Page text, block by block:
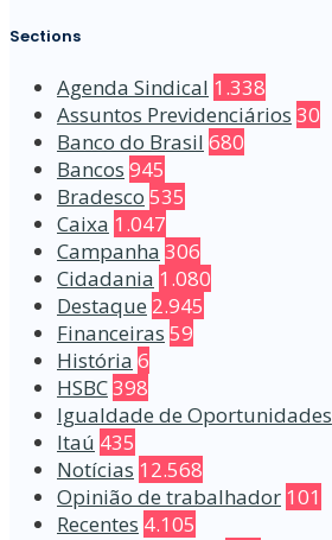
Sections
Agenda Sindical 1.338
Assuntos Previdenciários 30
Banco do Brasil 680
Bancos 945
Bradesco 535
Caixa 1.047
Campanha 306
Cidadania 1.080
Destaque 2.945
Financeiras 59
História 6
HSBC398
Igualdade de Oportunidades
Itaú 435
Notícias 12.568
Opinião de trabalhador 101
Recentes 4.105